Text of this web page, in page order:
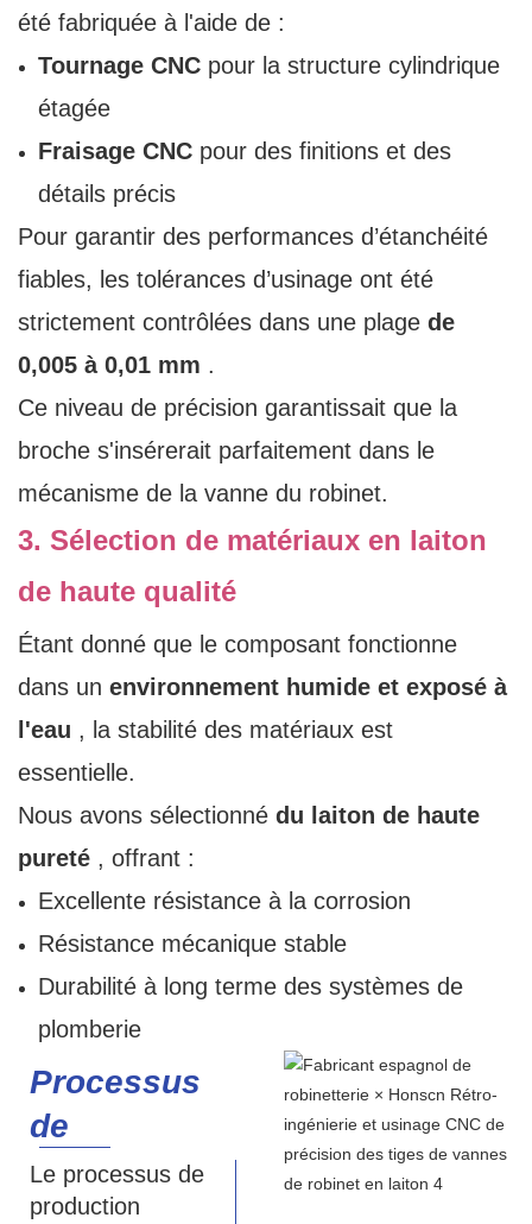
été fabriquée à l'aide de :
Tournage CNCpour la structure cylindrique
étagée
Fraisage CNCpour des finitions et des
détails précis
Pour garantir des performances d’étanchéité
fiables, les tolérances d’usinage ont été
strictement contrôlées dans une plage de
0,005 à 0,01 mm .
Ce niveau de précision garantissait que la
broche s'insérerait parfaitement dans le
mécanisme de la vanne du robinet.
3. Sélection de matériaux en laiton
de haute qualité
Étant donné que le composant fonctionne
dans un environnement humide et exposé à
l'eau , la stabilité des matériaux est
essentielle.
Nous avons sélectionné du laiton de haute
pureté , offrant :
Excellente résistance à la corrosion
Résistance mécanique stable
Durabilité à long terme des systèmes de
plomberie
Processus
de
fabrication
Le processus de
production